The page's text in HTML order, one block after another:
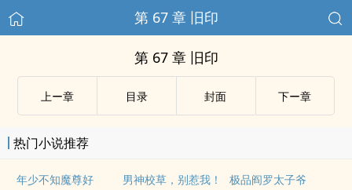
第 67 章 旧印
第 67 章 旧印
上ー章 目录 封面 下ー章
热门小说推荐
年少不知魔尊好 男神校草，别惹我！ 极品阎罗太子爷